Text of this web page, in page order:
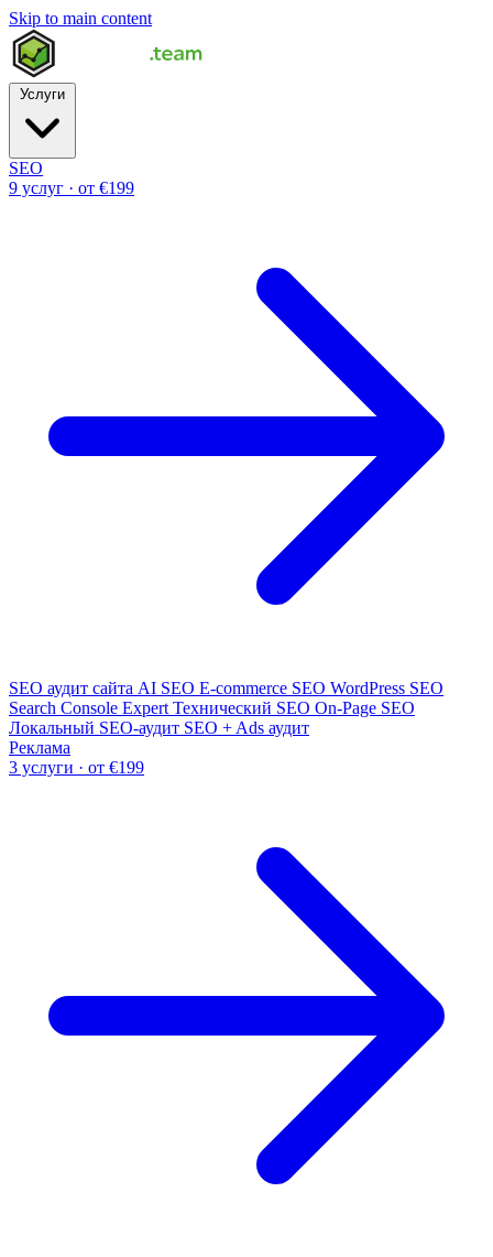
Skip to main content
SEO
9 услуг · от €199
SEO аудит сайта AI SEO E-commerce SEO WordPress SEO
Search Console Expert Технический SEO On-Page SEO
Локальный SEO-аудит SEO + Ads аудит
Реклама
3 услуги · от €199